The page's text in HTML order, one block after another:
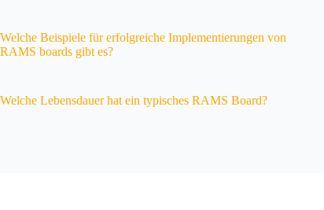
Welche Beispiele für erfolgreiche Implementierungen von
RAMS boards gibt es?
Welche Lebensdauer hat ein typisches RAMS Board?